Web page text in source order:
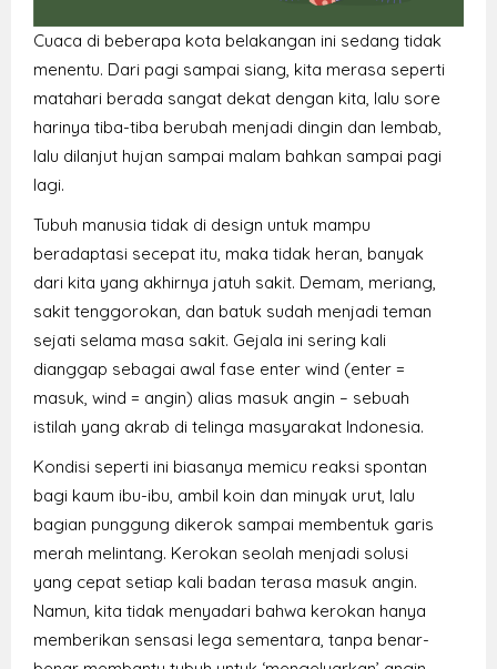
Cuaca di beberapa kota belakangan ini sedang tidak
menentu. Dari pagi sampai siang, kita merasa seperti
matahari berada sangat dekat dengan kita, lalu sore
harinya tiba-tiba berubah menjadi dingin dan lembab,
lalu dilanjut hujan sampai malam bahkan sampai pagi
lagi.
Tubuh manusia tidak di design untuk mampu
beradaptasi secepat itu, maka tidak heran, banyak
dari kita yang akhirnya jatuh sakit. Demam, meriang,
sakit tenggorokan, dan batuk sudah menjadi teman
sejati selama masa sakit. Gejala ini sering kali
dianggap sebagai awal fase enter wind (enter =
masuk, wind = angin) alias masuk angin – sebuah
istilah yang akrab di telinga masyarakat Indonesia.
Kondisi seperti ini biasanya memicu reaksi spontan
bagi kaum ibu-ibu, ambil koin dan minyak urut, lalu
bagian punggung dikerok sampai membentuk garis
merah melintang. Kerokan seolah menjadi solusi
yang cepat setiap kali badan terasa masuk angin.
Namun, kita tidak menyadari bahwa kerokan hanya
memberikan sensasi lega sementara, tanpa benar-